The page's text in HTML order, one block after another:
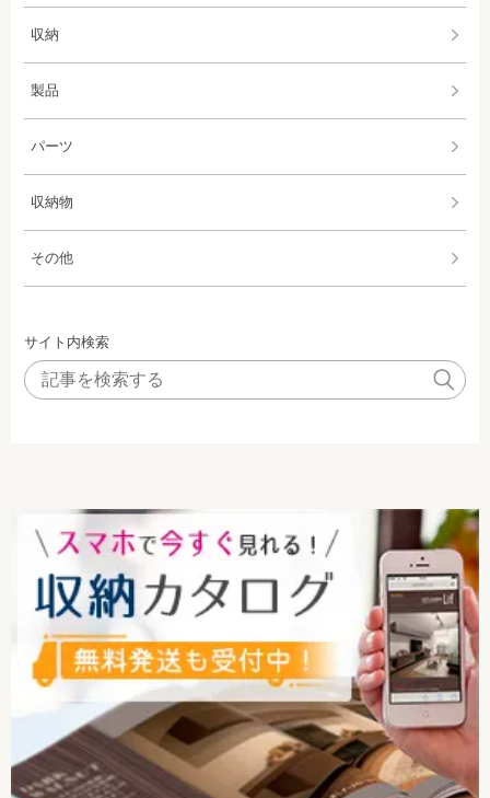
収納
製品
パーツ
収納物
その他
サイト内検索